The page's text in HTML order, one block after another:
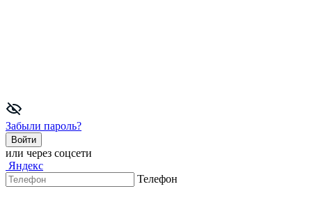
Забыли пароль?
Войти
или через соцсети
Яндекс
Телефон